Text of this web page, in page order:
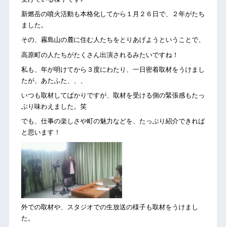
新燃岳の噴火活動も本格化してから１月２６日で、２年がたち
ました。
その、霧島山の麓に住む人たちをとりあげようということで、
高原町の人たちがたくさん出演されるみたいですね！
私も、年が明けてから３度にわたり、一日密着取材をうけまし
たが、あたふた、、、
いつも取材してばかりですが、取材を受ける側の緊張感もたっ
ぷり味わえました。笑
でも、仕事の楽しさや町の魅力などを、たっぷり紹介できれば
と思います！
外での取材や、スタジオでの生放送の様子も取材をうけまし
た。